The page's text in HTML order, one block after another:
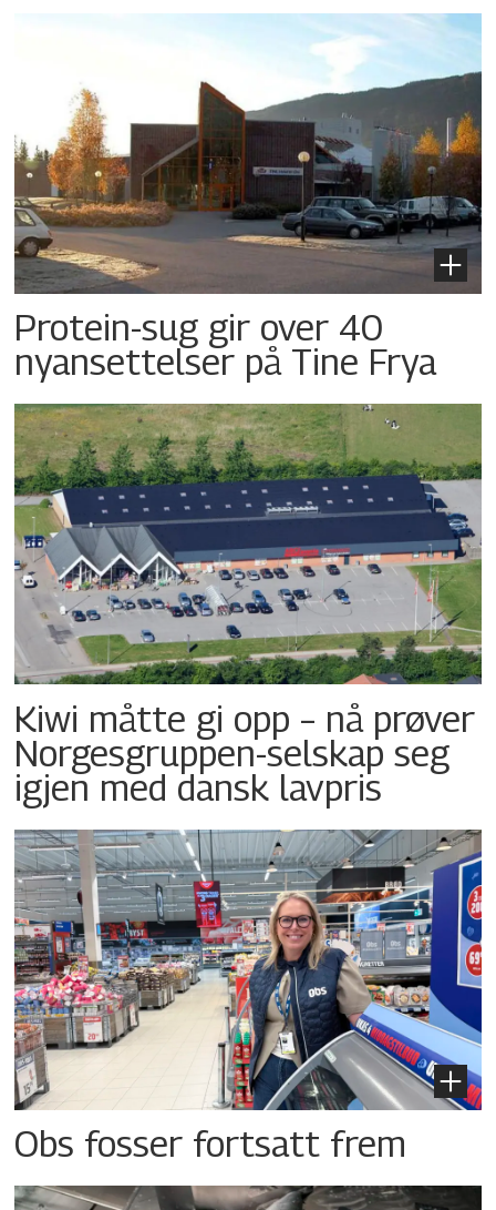
Protein-sug gir over 40
nyansettelser på Tine Frya
Kiwi måtte gi opp – nå prøver
Norgesgruppen-selskap seg
igjen med dansk lavpris
Obs fosser fortsatt frem